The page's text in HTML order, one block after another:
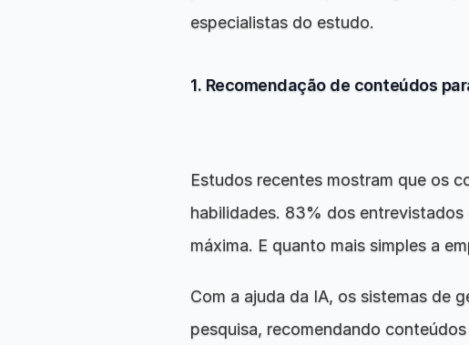
especialistas do estudo.
1. Recomendação de conteúdos
Estudos recentes mostram que os
habilidades. 83% dos
máxima. E quanto mais simples a
Com a ajuda da IA, os sistemas de
pesquisa, recomendando